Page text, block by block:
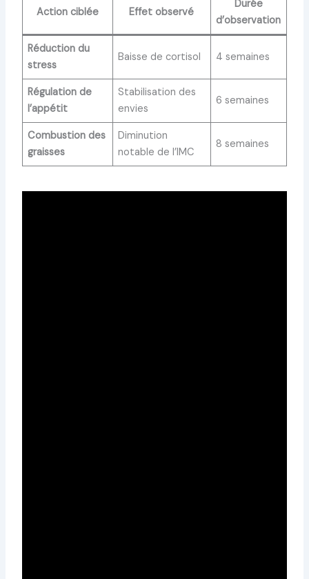
Action ciblée Effet observé
Durée
d’observation
Réduction du
stress
Baisse de cortisol 4 semaines
Régulation de
l’appétit
Stabilisation des
envies
6 semaines
Combustion des
graisses
Diminution
notable de l’IMC
8 semaines